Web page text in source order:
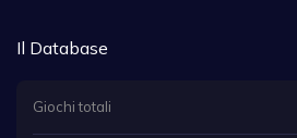
Il Database
Giochi totali